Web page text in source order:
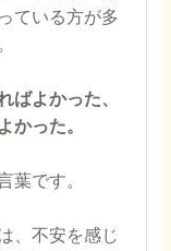
ている方が多
ばよかった、
かった。
葉です。
、不安を感じ